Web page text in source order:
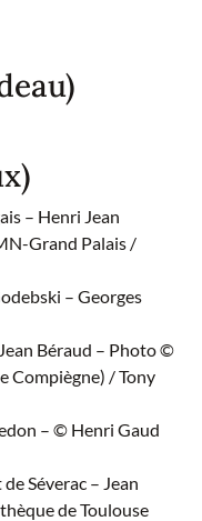
– Henri Jean
Grand Palais /
– Georges
Béraud – Photo ©
Compiègne) / Tony
– © Henri Gaud
Séverac – Jean
de Toulouse